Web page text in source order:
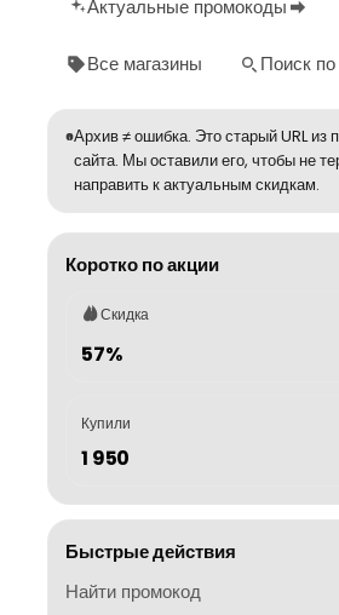
Актуальные промокоды
Все магазины Поиск
Архив ≠ ошибка. Это старый URL из
сайта. Мы оставили его, чтобы не
направить к актуальным скидкам.
Коротко по акции
Скидка
57%
Купили
1 950
Быстрые действия
Найти промокод